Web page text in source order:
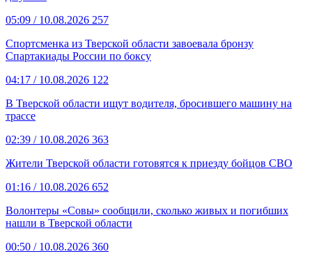
05:09 / 10.08.2026 257
Спортсменка из Тверской области завоевала бронзу
Спартакиады России по боксу
04:17 / 10.08.2026 122
В Тверской области ищут водителя, бросившего машину на
трассе
02:39 / 10.08.2026 363
Жители Тверской области готовятся к приезду бойцов СВО
01:16 / 10.08.2026 652
Волонтеры «Совы» сообщили, сколько живых и погибших
нашли в Тверской области
00:50 / 10.08.2026 360